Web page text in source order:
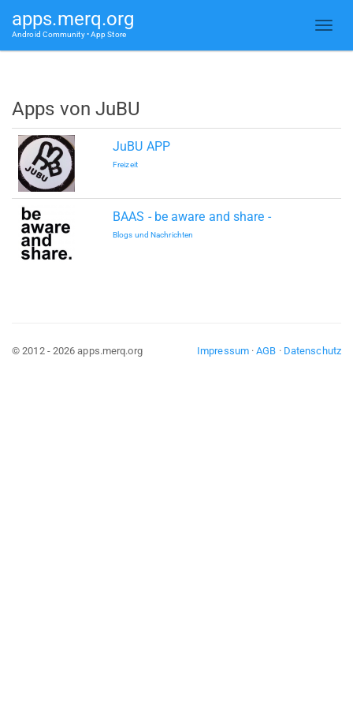
apps.merq.org
Android Community • App Store
Apps von JuBU
JuBU APP
Freizeit
BAAS - be aware and share -
Blogs und Nachrichten
Impressum·AGB · Datenschutz
© 2012 - 2026 apps.merq.org